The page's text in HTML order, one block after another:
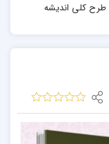
طرح کلی اندیشه